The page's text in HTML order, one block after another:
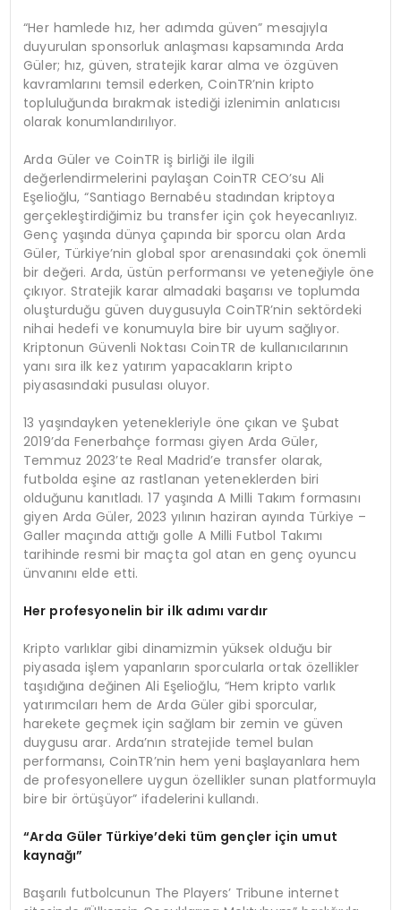
“Her hamlede hız, her adımda güven” mesajıyla
duyurulan sponsorluk anlaşması kapsamında Arda
Güler; hız, güven, stratejik karar alma ve özgüven
kavramlarını temsil ederken, CoinTR’nin kripto
topluluğunda bırakmak istediği izlenimin anlatıcısı
olarak konumlandırılıyor.
Arda Güler ve CoinTR iş birliği ile ilgili
değerlendirmelerini paylaşan CoinTR CEO’su Ali
Eşelioğlu, “Santiago Bernabéu stadından kriptoya
gerçekleştirdiğimiz bu transfer için çok heyecanlıyız.
Genç yaşında dünya çapında bir sporcu olan Arda
Güler, Türkiye’nin global spor arenasındaki çok önemli
bir değeri. Arda, üstün performansı ve yeteneğiyle öne
çıkıyor. Stratejik karar almadaki başarısı ve toplumda
oluşturduğu güven duygusuyla CoinTR’nin sektördeki
nihai hedefi ve konumuyla bire bir uyum sağlıyor.
Kriptonun Güvenli Noktası CoinTR de kullanıcılarının
yanı sıra ilk kez yatırım yapacakların kripto
piyasasındaki pusulası oluyor.
13 yaşındayken yetenekleriyle öne çıkan ve Şubat
2019’da Fenerbahçe forması giyen Arda Güler,
Temmuz 2023’te Real Madrid’e transfer olarak,
futbolda eşine az rastlanan yeteneklerden biri
olduğunu kanıtladı. 17 yaşında A Milli Takım formasını
giyen Arda Güler, 2023 yılının haziran ayında Türkiye –
Galler maçında attığı golle A Milli Futbol Takımı
tarihinde resmi bir maçta gol atan en genç oyuncu
ünvanını elde etti.
Her profesyonelin bir ilk adımı vardır
Kripto varlıklar gibi dinamizmin yüksek olduğu bir
piyasada işlem yapanların sporcularla ortak özellikler
taşıdığına değinen Ali Eşelioğlu, “Hem kripto varlık
yatırımcıları hem de Arda Güler gibi sporcular,
harekete geçmek için sağlam bir zemin ve güven
duygusu arar. Arda’nın stratejide temel bulan
performansı, CoinTR’nin hem yeni başlayanlara hem
de profesyonellere uygun özellikler sunan platformuyla
bire bir örtüşüyor” ifadelerini kullandı.
“Arda Güler Türkiye’deki tüm gençler için umut
kaynağı”
Başarılı futbolcunun The Players’ Tribune internet